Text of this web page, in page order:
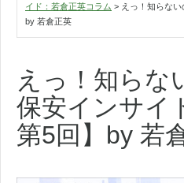
イド：若倉正英コラム > えっ！知らない
by 若倉正英
えっ！知らな
保安インサイ
第5回】by 若